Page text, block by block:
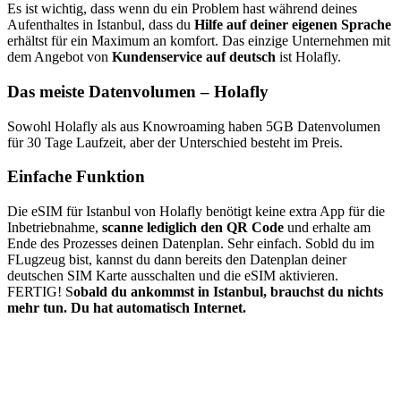
Es ist wichtig, dass wenn du ein Problem hast während deines
Aufenthaltes in Istanbul, dass du Hilfe auf deiner eigenen Sprache
erhältst für ein Maximum an komfort. Das einzige Unternehmen mit
dem Angebot von Kundenservice auf deutsch ist Holafly.
Das meiste Datenvolumen – Holafly
Sowohl Holafly als aus Knowroaming haben 5GB Datenvolumen
für 30 Tage Laufzeit, aber der Unterschied besteht im Preis.
Einfache Funktion
Die eSIM für Istanbul von Holafly benötigt keine extra App für die
Inbetriebnahme, scanne lediglich den QR Code und erhalte am
Ende des Prozesses deinen Datenplan. Sehr einfach. Sobld du im
FLugzeug bist, kannst du dann bereits den Datenplan deiner
deutschen SIM Karte ausschalten und die eSIM aktivieren.
FERTIG! Sobald du ankommst in Istanbul, brauchst du nichts
mehr tun. Du hat automatisch Internet.